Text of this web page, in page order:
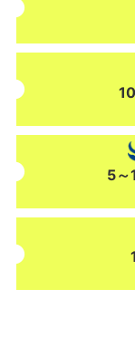
5～